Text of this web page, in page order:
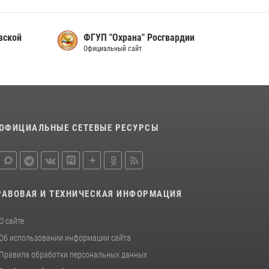
областном центре серию краж
22 июля 2026, 10:19
Росгвардии пресекли хищение в магазине в
выезжали два раза на улицу Труда
31 июля 2026, 13:53
ФГУП "Охрана" Росгвардии
Официальный сайт
СЕТЕВЫЕ РЕСУРСЫ
И ТЕХНИЧЕСКАЯ ИНФОРМАЦИЯ
О сайте
Об использовании информации сайта
Правила обработки персональных данных